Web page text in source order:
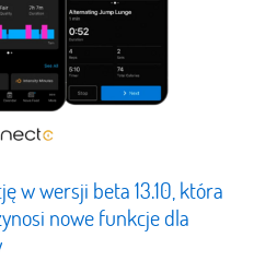
w wersji beta 13.10, która
nowe funkcje dla